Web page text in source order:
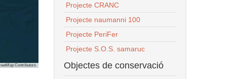
Contributors
Projecte CRANC
Projecte naumanni 100
Projecte PeriFer
Projecte S.O.S. samaruc
Objectes de conservació